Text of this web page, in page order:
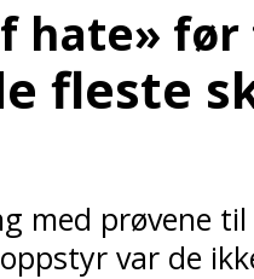
hate»
fleste
med prøvene
var de